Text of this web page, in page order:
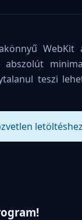
WebKit
teszi